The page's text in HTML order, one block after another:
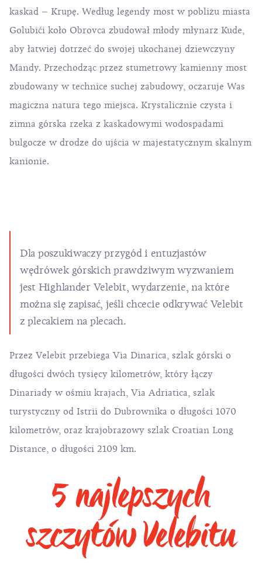
kaskad – Krupę. Według legendy most w pobliżu miasta
Golubići koło Obrovca zbudował młody młynarz Kude,
aby łatwiej dotrzeć do swojej ukochanej dziewczyny
Mandy. Przechodząc przez stumetrowy kamienny most
zbudowany w technice suchej zabudowy, oczaruje Was
magiczna natura tego miejsca. Krystalicznie czysta i
zimna górska rzeka z kaskadowymi wodospadami
bulgocze w drodze do ujścia w majestatycznym skalnym
kanionie.
Dla poszukiwaczy przygód i entuzjastów
wędrówek górskich prawdziwym wyzwaniem
jest Highlander Velebit, wydarzenie, na które
można się zapisać, jeśli chcecie odkrywać Velebit
z plecakiem na plecach.
Przez Velebit przebiega Via Dinarica, szlak górski o
długości dwóch tysięcy kilometrów, który łączy
Dinariady w ośmiu krajach, Via Adriatica, szlak
turystyczny od Istrii do Dubrownika o długości 1070
kilometrów, oraz krajobrazowy szlak Croatian Long
Distance, o długości 2109 km.
5 najlepszych
szczytów Velebitu